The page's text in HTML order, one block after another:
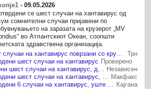
-09.05.2026
се шест случаи на хантавирус од
сомнителни случаи пријавени по
на заразата на крузерот „MV
во Атлантскиот Океан, соопшти
здравствена организација.
СЗО потврди шест случаи на хантавирус поврзани со крузер во Атлантикот
Трн
шест случаи на хантавирус Проверено
Досега се потврдени шест случаи на хантавирус, два се веројатни, објави СЗО Независен
СЗО: Досега потврдени шест случаи на хантавирус, уште два се веројатни Макфакс
СЗО: Досега потврдени 6 случаи на хантавирус, уште два се веројатни Кајгана